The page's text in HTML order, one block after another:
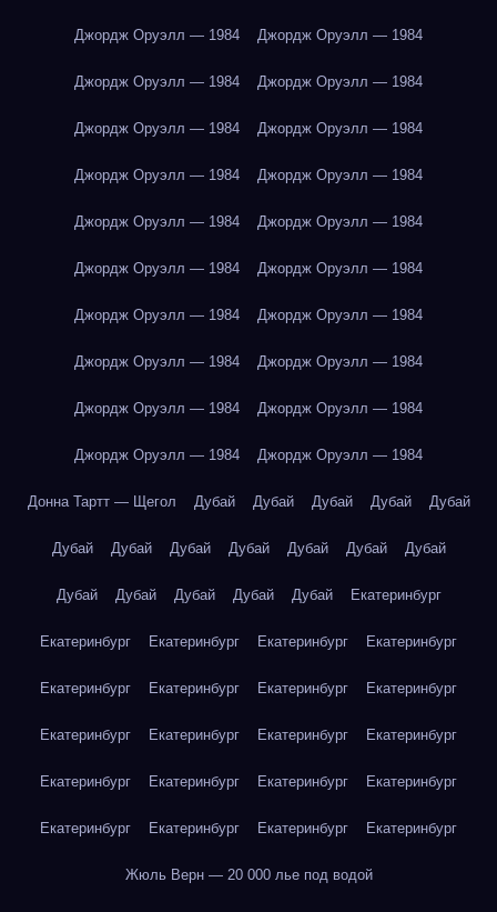
Джордж Оруэлл — 1984 Джордж Оруэлл — 1984
Джордж Оруэлл — 1984 Джордж Оруэлл — 1984
Джордж Оруэлл — 1984 Джордж Оруэлл — 1984
Джордж Оруэлл — 1984 Джордж Оруэлл — 1984
Джордж Оруэлл — 1984 Джордж Оруэлл — 1984
Джордж Оруэлл — 1984 Джордж Оруэлл — 1984
Джордж Оруэлл — 1984 Джордж Оруэлл — 1984
Джордж Оруэлл — 1984 Джордж Оруэлл — 1984
Джордж Оруэлл — 1984 Джордж Оруэлл — 1984
Джордж Оруэлл — 1984 Джордж Оруэлл — 1984
Донна Тартт — Щегол Дубай Дубай Дубай Дубай Дубай
Дубай Дубай Дубай Дубай Дубай Дубай Дубай
Дубай Дубай Дубай Дубай Дубай Екатеринбург
Екатеринбург Екатеринбург Екатеринбург Екатеринбург
Екатеринбург Екатеринбург Екатеринбург Екатеринбург
Екатеринбург Екатеринбург Екатеринбург Екатеринбург
Екатеринбург Екатеринбург Екатеринбург Екатеринбург
Екатеринбург Екатеринбург Екатеринбург Екатеринбург
Жюль Верн — 20 000 лье под водой